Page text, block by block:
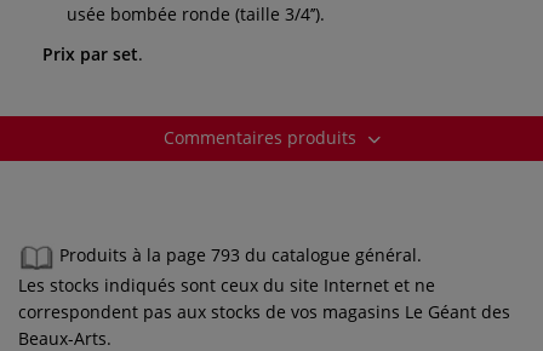
usée bombée ronde (taille 3/4’’).
Prix par set.
Commentaires produits
Produits à la page 793 du catalogue général.
Les stocks indiqués sont ceux du site Internet et ne
correspondent pas aux stocks de vos magasins Le Géant des
Beaux-Arts.